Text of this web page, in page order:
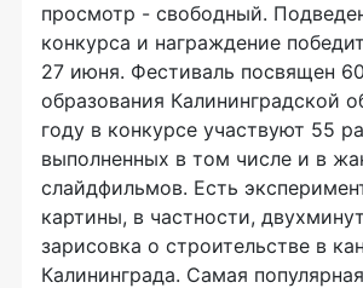
просмотр - свободный.
конкурса и награждение
27 июня. Фестиваль посвящен
образования Калининградской
году в конкурсе участвуют 55
выполненных в том числе и в
слайдфильмов. Есть
картины, в частности,
зарисовка о строительстве в
Калининграда. Самая популярная